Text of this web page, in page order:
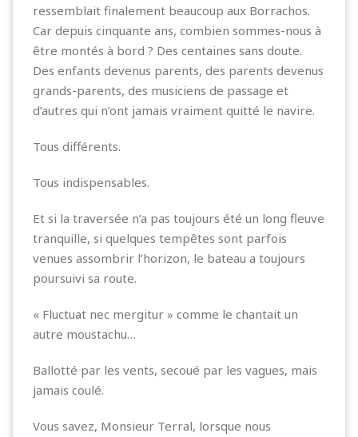
ressemblait finalement beaucoup aux Borrachos.
Car depuis cinquante ans, combien sommes-nous à
être montés à bord ? Des centaines sans doute.
Des enfants devenus parents, des parents devenus
grands-parents, des musiciens de passage et
d’autres qui n’ont jamais vraiment quitté le navire.
Tous différents.
Tous indispensables.
Et si la traversée n’a pas toujours été un long fleuve
tranquille, si quelques tempêtes sont parfois
venues assombrir l’horizon, le bateau a toujours
poursuivi sa route.
« Fluctuat nec mergitur » comme le chantait un
autre moustachu…
Ballotté par les vents, secoué par les vagues, mais
jamais coulé.
Vous savez, Monsieur Terral, lorsque nous